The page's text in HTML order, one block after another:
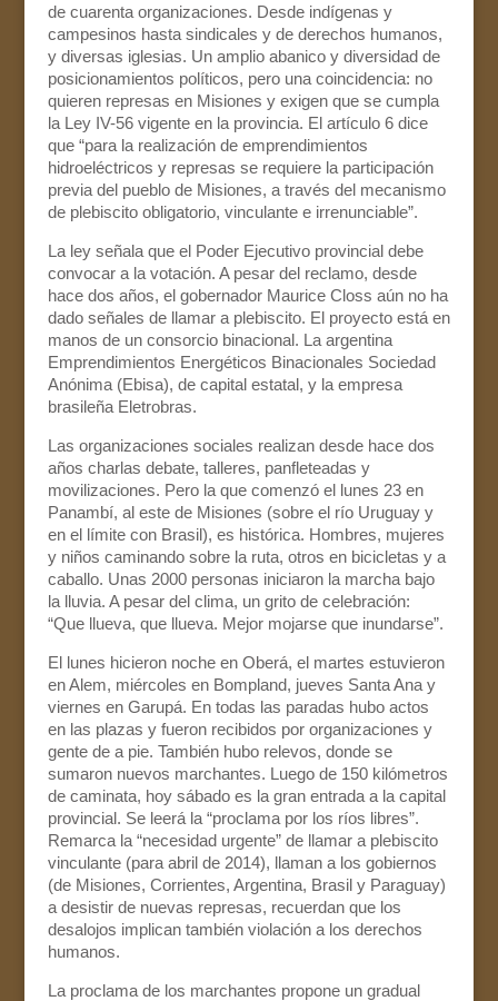
de cuarenta organizaciones. Desde indígenas y
campesinos hasta sindicales y de derechos humanos,
y diversas iglesias. Un amplio abanico y diversidad de
posicionamientos políticos, pero una coincidencia: no
quieren represas en Misiones y exigen que se cumpla
la Ley IV-56 vigente en la provincia. El artículo 6 dice
que “para la realización de emprendimientos
hidroeléctricos y represas se requiere la participación
previa del pueblo de Misiones, a través del mecanismo
de plebiscito obligatorio, vinculante e irrenunciable”.
La ley señala que el Poder Ejecutivo provincial debe
convocar a la votación. A pesar del reclamo, desde
hace dos años, el gobernador Maurice Closs aún no ha
dado señales de llamar a plebiscito. El proyecto está en
manos de un consorcio binacional. La argentina
Emprendimientos Energéticos Binacionales Sociedad
Anónima (Ebisa), de capital estatal, y la empresa
brasileña Eletrobras.
Las organizaciones sociales realizan desde hace dos
años charlas debate, talleres, panfleteadas y
movilizaciones. Pero la que comenzó el lunes 23 en
Panambí, al este de Misiones (sobre el río Uruguay y
en el límite con Brasil), es histórica. Hombres, mujeres
y niños caminando sobre la ruta, otros en bicicletas y a
caballo. Unas 2000 personas iniciaron la marcha bajo
la lluvia. A pesar del clima, un grito de celebración:
“Que llueva, que llueva. Mejor mojarse que inundarse”.
El lunes hicieron noche en Oberá, el martes estuvieron
en Alem, miércoles en Bompland, jueves Santa Ana y
viernes en Garupá. En todas las paradas hubo actos
en las plazas y fueron recibidos por organizaciones y
gente de a pie. También hubo relevos, donde se
sumaron nuevos marchantes. Luego de 150 kilómetros
de caminata, hoy sábado es la gran entrada a la capital
provincial. Se leerá la “proclama por los ríos libres”.
Remarca la “necesidad urgente” de llamar a plebiscito
vinculante (para abril de 2014), llaman a los gobiernos
(de Misiones, Corrientes, Argentina, Brasil y Paraguay)
a desistir de nuevas represas, recuerdan que los
desalojos implican también violación a los derechos
humanos.
La proclama de los marchantes propone un gradual